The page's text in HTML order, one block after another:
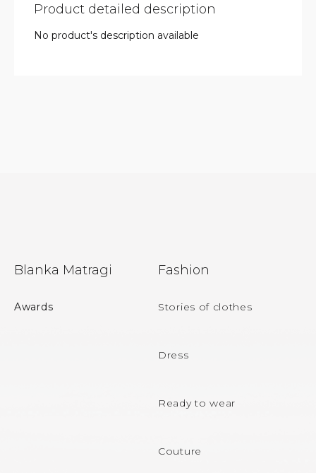
Product detailed description
No product's description available
Blanka Matragi
Awards
Fashion
Stories of clothes
Dress
Ready to wear
Couture